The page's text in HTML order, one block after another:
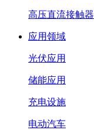
高压直流接触器
应用领域
光伏应用
储能应用
充电设施
电动汽车